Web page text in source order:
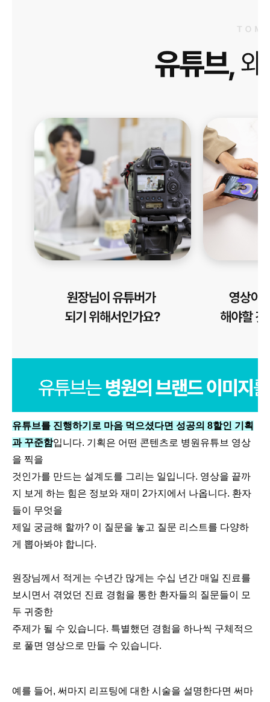
유튜브를 진행하기로 마음 먹으셨다면 성공의 8할인 기획
과 꾸준함입니다. 기획은 어떤 콘텐츠로 병원유튜브 영상
을 찍을
것인가를 만드는 설계도를 그리는 일입니다. 영상을 끝까
지 보게 하는 힘은 정보와 재미 2가지에서 나옵니다. 환자
들이 무엇을
제일 궁금해 할까? 이 질문을 놓고 질문 리스트를 다양하
게 뽑아봐야 합니다.
원장님께서 적게는 수년간 많게는 수십 년간 매일 진료를
보시면서 겪었던 진료 경험을 통한 환자들의 질문들이 모
두 귀중한
주제가 될 수 있습니다. 특별했던 경험을 하나씩 구체적으
로 풀면 영상으로 만들 수 있습니다.
예를 들어, 써마지 리프팅에 대한 시술을 설명한다면 써마